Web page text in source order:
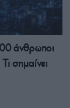
άνθρωποι
σημαίνει